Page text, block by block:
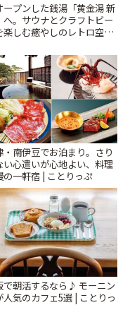
ープンした銭湯「黄金湯 新
へ。サウナとクラフトビー
楽しむ癒やしのレトロ空間
・南伊豆でお泊まり。さり
い心遣いが心地よい、料理
の一軒宿 | ことりっぷ
で朝活するなら♪ モーニン
人気のカフェ5選 | ことりっ